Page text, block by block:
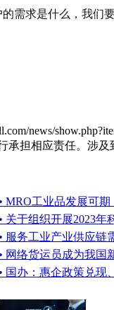
求是什么，我们
news/
相应责任。涉及
• MRO工业品发展可
• 关于组织开展2023
• 服务工业产业供应链
• 网络货运员成为我国
• 国办：惠企政策兑现